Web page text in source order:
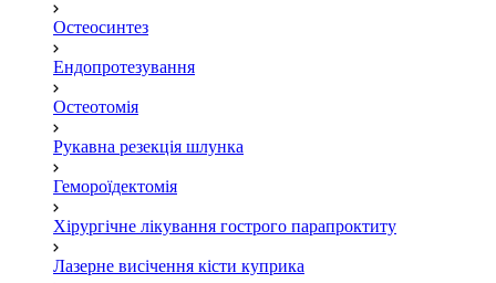
Остеосинтез
Ендопротезування
Остеотомія
Рукавна резекція шлунка
Гемороїдектомія
Хірургічне лікування гострого парапроктиту
Лазерне висічення кісти куприка